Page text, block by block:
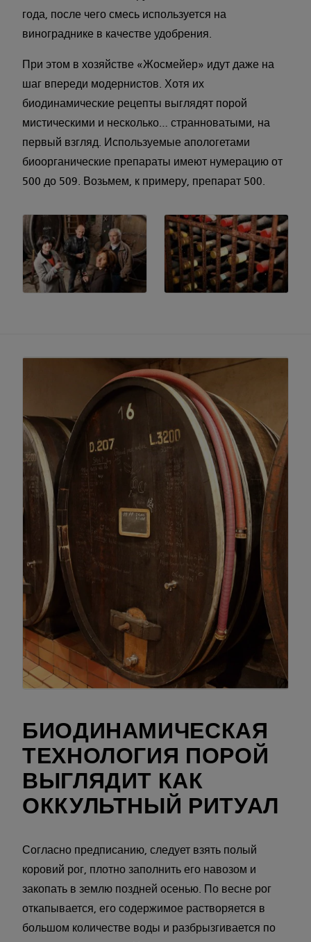
года, после чего смесь используется на
винограднике в качестве удобрения.
При этом в хозяйстве «Жосмейер» идут даже на
шаг впереди модернистов. Хотя их
биодинамические рецепты выглядят порой
мистическими и несколько… странноватыми, на
первый взгляд. Используемые апологетами
биоорганические препараты имеют нумерацию от
500 до 509. Возьмем, к примеру, препарат 500.
БИОДИНАМИЧЕСКАЯ
ТЕХНОЛОГИЯ ПОРОЙ
ВЫГЛЯДИТ КАК
ОККУЛЬТНЫЙ РИТУАЛ
Согласно предписанию, следует взять полый
коровий рог, плотно заполнить его навозом и
закопать в землю поздней осенью. По весне рог
откапывается, его содержимое растворяется в
большом количестве воды и разбрызгивается по